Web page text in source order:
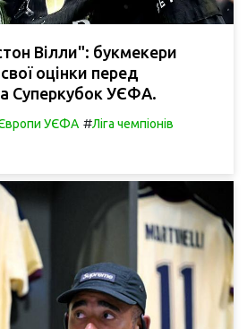
Вілли": букмекери
оцінки перед
Суперкубок УЄФА.
Європи УЄФА #Ліга чемпіонів